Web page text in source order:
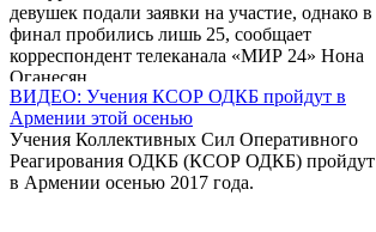
девушек подали заявки на участие, однако в
финал пробились лишь 25, сообщает
корреспондент телеканала «МИР 24» Нона
Оганесян.
ВИДЕО: Учения КСОР ОДКБ пройдут в
Армении этой осенью
Учения Коллективных Сил Оперативного
Реагирования ОДКБ (КСОР ОДКБ) пройдут
в Армении осенью 2017 года.